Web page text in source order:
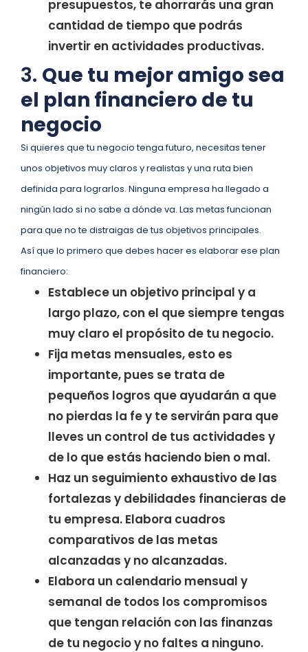
presupuestos, te ahorrarás una gran
cantidad de tiempo que podrás
invertir en actividades productivas.
3. Que tu mejor amigo sea
el plan financiero de tu
negocio
Si quieres que tu negocio tenga futuro, necesitas tener
unos objetivos muy claros y realistas y una ruta bien
definida para lograrlos. Ninguna empresa ha llegado a
ningún lado si no sabe a dónde va. Las metas funcionan
para que no te distraigas de tus objetivos principales.
Así que lo primero que debes hacer es elaborar ese plan
financiero:
Establece un objetivo principal y a
largo plazo, con el que siempre tengas
muy claro el propósito de tu negocio.
Fija metas mensuales, esto es
importante, pues se trata de
pequeños logros que ayudarán a que
no pierdas la fe y te servirán para que
lleves un control de tus actividades y
de lo que estás haciendo bien o mal.
Haz un seguimiento exhaustivo de las
fortalezas y debilidades financieras de
tu empresa. Elabora cuadros
comparativos de las metas
alcanzadas y no alcanzadas.
Elabora un calendario mensual y
semanal de todos los compromisos
que tengan relación con las finanzas
de tu negocio y no faltes a ninguno.